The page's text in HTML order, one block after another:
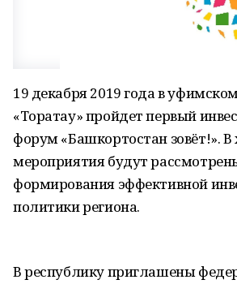
19 декабря 2019 года в
«Торатау» пройдет первый
форум «Башкортостан зовёт!». В
мероприятия будут
формирования эффективной
политики региона.
В республику приглашены